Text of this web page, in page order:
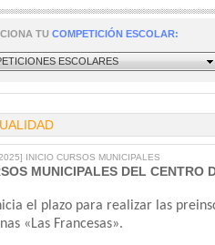
TU COMPETICIÓN ESCOLAR:
ESCOLARES
INICIO CURSOS MUNICIPALES
MUNICIPALES DEL CENTRO
el plazo para realizar las
«Las Francesas».